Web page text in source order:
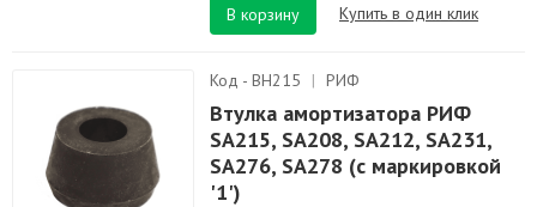
В корзину Купить в один клик
Код - BH215 | РИФ
Втулка амортизатора РИФ
SA215, SA208, SA212, SA231,
SA276, SA278 (с маркировкой
'1')